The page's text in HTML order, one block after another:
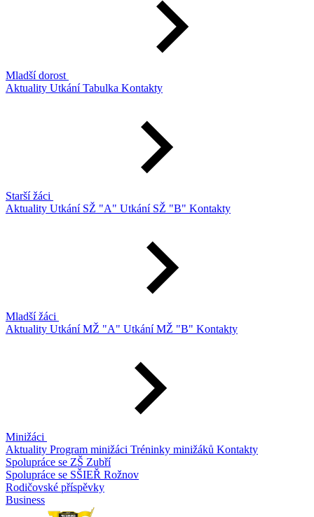
Mladší dorost
Aktuality UtkáníTabulka Kontakty
Starší žáci
Aktuality Utkání SŽ "A" Utkání SŽ "B" Kontakty
Mladší žáci
Aktuality Utkání MŽ "A" Utkání MŽ "B" Kontakty
Minižáci
Aktuality Program minižáci Tréninky minižáků Kontakty
Spolupráce se ZŠ Zubří
Spolupráce se SŠIEŘ Rožnov
Rodičovské příspěvky
Business